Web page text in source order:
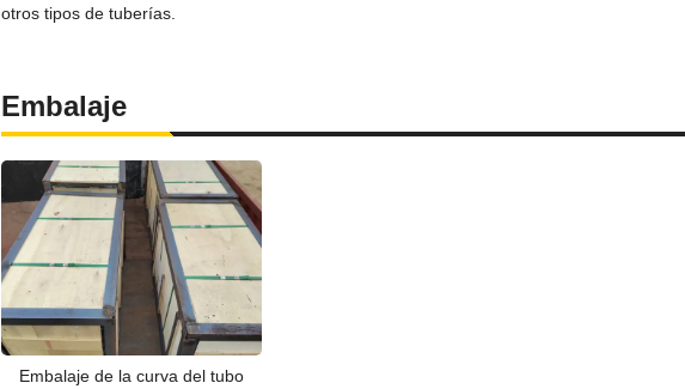
otros tipos de tuberías.
Embalaje
Embalaje de la curva del tubo